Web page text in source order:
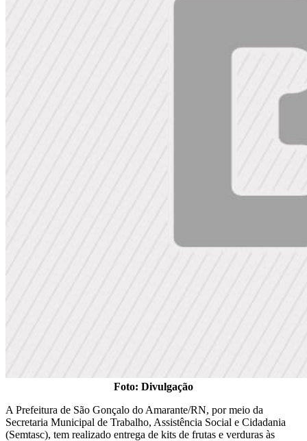
Foto: Divulgação
A Prefeitura de São Gonçalo do Amarante/RN, por meio da
Secretaria Municipal de Trabalho, Assistência Social e Cidadania
(Semtasc), tem realizado entrega de kits de frutas e verduras às